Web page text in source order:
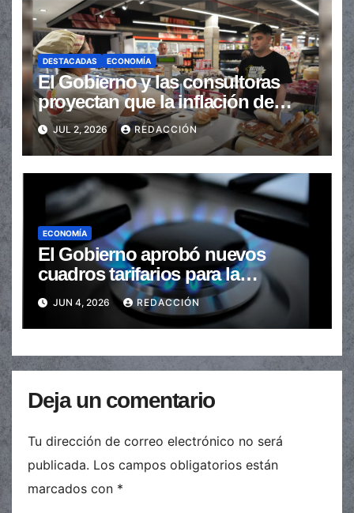
DESTACADAS ECONOMÍA
El Gobierno y las consultoras
proyectan que la inflación de
junio se ubicó debajo del 2%
JUL 2, 2026 REDACCIÓN
ECONOMÍA
El Gobierno aprobó nuevos
cuadros tarifarios para la
distribución de gas en todo el
país
JUN 4, 2026 REDACCIÓN
Deja un comentario
Tu dirección de correo electrónico no será
publicada. Los campos obligatorios están
marcados con *